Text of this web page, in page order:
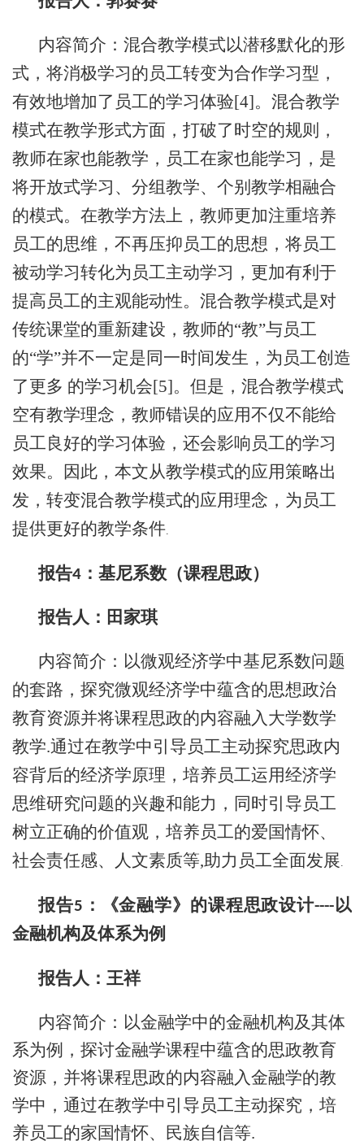
内容简介： 混合教学模式以潜移默化的形
式，将消极学习的员工转变为合作学习型，
有效地增加了员工的学习体验[4]。混合教学
模式在教学形式方面，打破了时空的规则，
教师在家也能教学，员工在家也能学习，是
将开放式学习、分组教学、个别教学相融合
的模式。在教学方法上，教师更加注重培养
员工的思维，不再压抑员工的思想，将员工
被动学习转化为员工主动学习，更加有利于
提高员工的主观能动性。混合教学模式是对
传统课堂的重新建设，教师的“教”与员工
的“学”并不一定是同一时间发生，为员工创造
了更多 的学习机会[5]。但是，混合教学模式
空有教学理念，教师错误的应用不仅不能给
员工良好的学习体验，还会影响员工的学习
效果。因此，本文从教学模式的应用策略出
发，转变混合教学模式的应用理念，为员工
提供更好的教学条件
报告4 ：基尼系数（课程思政）
报告人： 田家琪
内容简介： 以微观经济学中基尼系数问题
的套路，探究微观经济学中蕴含的思想政治
教育资源并将课程思政的内容融入大学数学
教学.通过在教学中引导员工主动探究思政内
容背后的经济学原理，培养员工运用经济学
思维研究问题的兴趣和能力，同时引导员工
树立正确的价值观，培养员工的爱国情怀、
社会责任感、人文素质等,助力员工全面发展
报告5 ：《金融学》的课程思政设计---- 以
金融机构及体系为例
报告人： 王祥
内容简介：以金融学中的金融机构及其体
系为例，探讨金融学课程中蕴含的思政教育
资源，并将课程思政的内容融入金融学的教
学中，通过在教学中引导员工主动探究，培
养员工的家国情怀、民族自信等.